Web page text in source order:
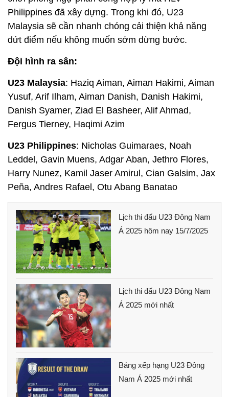
Philippines đã xây dựng. Trong khi đó, U23
Malaysia sẽ cần nhanh chóng cải thiện khả năng
dứt điểm nếu không muốn sớm dừng bước.
Đội hình ra sân:
U23 Malaysia: Haziq Aiman, Aiman Hakimi, Aiman
Yusuf, Arif Ilham, Aiman Danish, Danish Hakimi,
Danish Syamer, Ziad El Basheer, Alif Ahmad,
Fergus Tierney, Haqimi Azim
U23 Philippines: Nicholas Guimaraes, Noah
Leddel, Gavin Muens, Adgar Aban, Jethro Flores,
Harry Nunez, Kamil Jaser Amirul, Cian Galsim, Jax
Peña, Andres Rafael, Otu Abang Banatao
Lịch thi đấu U23 Đông Nam
Á 2025 hôm nay 15/7/2025
Lịch thi đấu U23 Đông Nam
Á 2025 mới nhất
Bảng xếp hạng U23 Đông
Nam Á 2025 mới nhất